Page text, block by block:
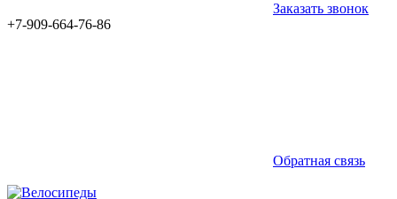
Заказать звонок
+7-909-664-76-86
Обратная связь